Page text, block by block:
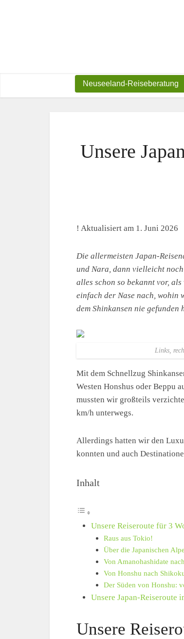
Neuseeland-Reiseberatung
Unsere
! Aktualisiert am 1. Juni 2026
Die allermeisten Japan-
und Nara, dann vielleicht
alles schon so bekannt vor,
einfach der Nase nach,
dem Shinkansen nie gefunden
Links,
Mit dem Schnellzug
Westen Honshus oder Beppu
mussten wir großteils
km/h unterwegs.
Allerdings hatten wir den
konnten und auch
Inhalt
Unsere Reiseroute für 3
Raus aus Tokio!
Über die Japanischen
Von Amanohashidate
Von Honshu nach
Der Süden von Honshu:
Unsere Japan-Reiseroute
Unsere